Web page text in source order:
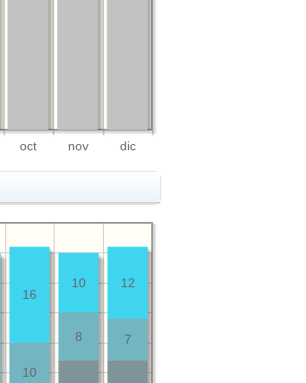
oct nov dic
7
8
10
12
10
16